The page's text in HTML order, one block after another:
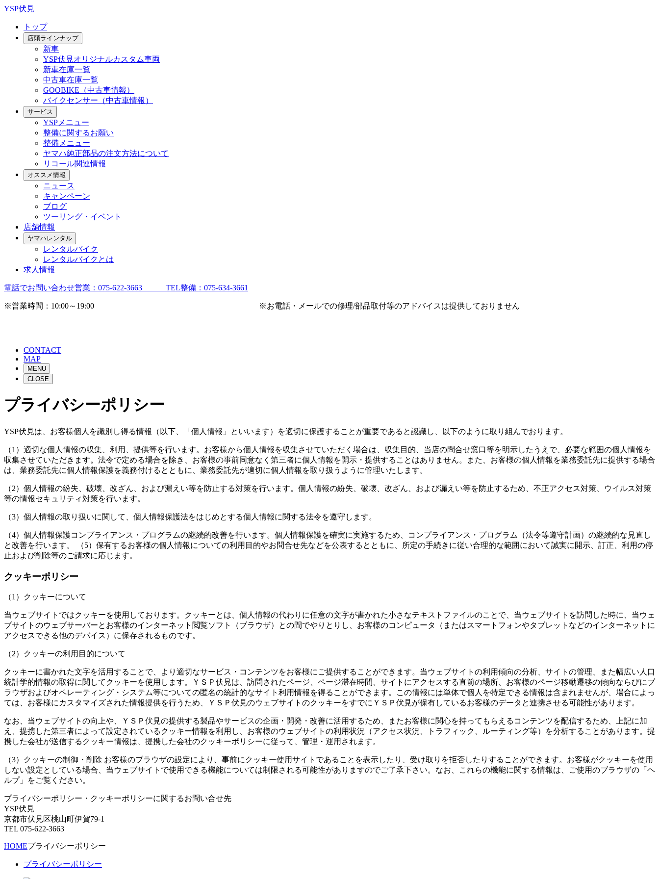
YSP伏見
トップ
店頭ラインナップ
新車
YSP伏見オリジナルカスタム車両
新車在庫一覧
中古車在庫一覧
GOOBIKE（中古車情報）
バイクセンサー（中古車情報）
サービス
YSPメニュー
整備に関するお願い
整備メニュー
ヤマハ純正部品の注文方法について
リコール関連情報
オススメ情報
ニュース
キャンペーン
ブログ
ツーリング・イベント
店舗情報
ヤマハレンタル
レンタルバイク
レンタルバイクとは
求人情報
電話でお問い合わせ営業：075-622-3663 TEL整備：075-634-3661
※営業時間：10:00～19:00 ※お電話・メールでの修理/部品取付等のアドバイスは提供しておりません
CONTACT
MAP
MENU
CLOSE
プライバシーポリシー
YSP伏見は、お客様個人を識別し得る情報（以下、「個人情報」といいます）を適切に保護することが重要であると認識し、以下のように取り組んでおります。
（1）適切な個人情報の収集、利用、提供等を行います。お客様から個人情報を収集させていただく場合は、収集目的、当店の問合せ窓口等を明示したうえで、必要な範囲の個人情報を
収集させていただきます。法令で定める場合を除き、お客様の事前同意なく第三者に個人情報を開示・提供することはありません。また、お客様の個人情報を業務委託先に提供する場合
は、業務委託先に個人情報保護を義務付けるとともに、業務委託先が適切に個人情報を取り扱うように管理いたします。
（2）個人情報の紛失、破壊、改ざん、および漏えい等を防止する対策を行います。個人情報の紛失、破壊、改ざん、および漏えい等を防止するため、不正アクセス対策、ウイルス対策
等の情報セキュリティ対策を行います。
（3）個人情報の取り扱いに関して、個人情報保護法をはじめとする個人情報に関する法令を遵守します。
（4）個人情報保護コンプライアンス・プログラムの継続的改善を行います。個人情報保護を確実に実施するため、コンプライアンス・プログラム（法令等遵守計画）の継続的な見直し
と改善を行います。 （5）保有するお客様の個人情報についての利用目的やお問合せ先などを公表するとともに、所定の手続きに従い合理的な範囲において誠実に開示、訂正、利用の停
止および削除等のご請求に応じます。
クッキーポリシー
（1）クッキーについて
当ウェブサイトではクッキーを使用しております。クッキーとは、個人情報の代わりに任意の文字が書かれた小さなテキストファイルのことで、当ウェブサイトを訪問した時に、当ウェ
ブサイトのウェブサーバーとお客様のインターネット閲覧ソフト（ブラウザ）との間でやりとりし、お客様のコンピュータ（またはスマートフォンやタブレットなどのインターネットに
アクセスできる他のデバイス）に保存されるものです。
（2）クッキーの利用目的について
クッキーに書かれた文字を活用することで、より適切なサービス・コンテンツをお客様にご提供することができます。当ウェブサイトの利用傾向の分析、サイトの管理、また幅広い人口
統計学的情報の取得に関してクッキーを使用します。ＹＳＰ伏見は、訪問されたページ、ページ滞在時間、サイトにアクセスする直前の場所、お客様のページ移動遷移の傾向ならびにブ
ラウザおよびオペレーティング・システム等についての匿名の統計的なサイト利用情報を得ることができます。この情報には単体で個人を特定できる情報は含まれませんが、場合によっ
ては、お客様にカスタマイズされた情報提供を行うため、ＹＳＰ伏見のウェブサイトのクッキーをすでにＹＳＰ伏見が保有しているお客様のデータと連携させる可能性があります。
なお、当ウェブサイトの向上や、ＹＳＰ伏見の提供する製品やサービスの企画・開発・改善に活用するため、またお客様に関心を持ってもらえるコンテンツを配信するため、上記に加
え、提携した第三者によって設定されているクッキー情報を利用し、お客様のウェブサイトの利用状況（アクセス状況、トラフィック、ルーティング等）を分析することがあります。提
携した会社が送信するクッキー情報は、提携した会社のクッキーポリシーに従って、管理・運用されます。
（3）クッキーの制御・削除 お客様のブラウザの設定により、事前にクッキー使用サイトであることを表示したり、受け取りを拒否したりすることができます。お客様がクッキーを使用
しない設定としている場合、当ウェブサイトで使用できる機能については制限される可能性がありますのでご了承下さい。なお、これらの機能に関する情報は、ご使用のブラウザの「ヘ
ルプ」をご覧ください。
プライバシーポリシー・クッキーポリシーに関するお問い合せ先
YSP伏見
京都市伏見区桃山町伊賀79-1
TEL 075-622-3663
HOMEプライバシーポリシー
プライバシーポリシー